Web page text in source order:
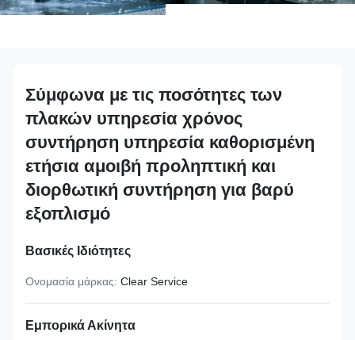
Σύμφωνα με τις ποσότητες των
πλακών υπηρεσία χρόνος
συντήρηση υπηρεσία καθορισμένη
ετήσια αμοιβή προληπτική και
διορθωτική συντήρηση για βαρύ
εξοπλισμό
Βασικές Ιδιότητες
Ονομασία μάρκας: Clear Service
Εμπορικά Ακίνητα